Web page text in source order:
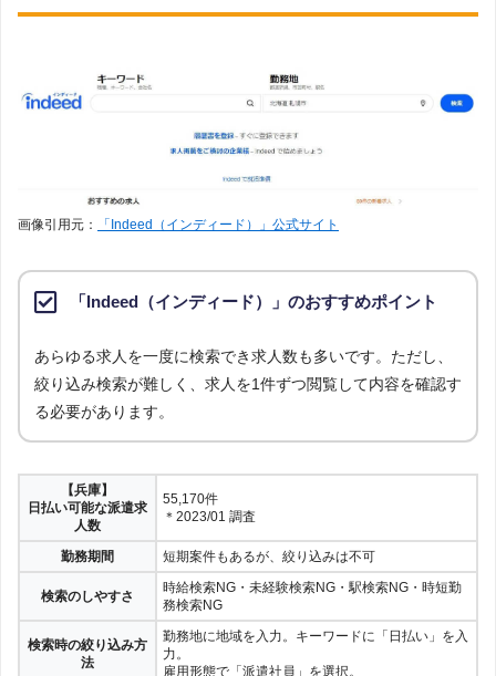
対象
つい
人に対応」の条件を満たす求人サイト5件を調査してます。（※ただし
た求
人に
上記で調査対象とした求人サイトで公開されている求人のうち、「日払
い可能な派遣求人（紹介予定派遣を含む）」の求人数を集計しました。
調査
2023年1月
画像引用元： 「Indeed（インディード）」公式サイト
「Indeed（インディード）」のおすすめポイント
あらゆる求人を一度に検索でき求人数も多いです。ただし、
絞り込み検索が難しく、求人を1件ずつ閲覧して内容を確認す
る必要があります。
【兵庫】
日払い可能な派遣求
人数
55,170件
＊2023/01 調査
勤務期間 短期案件もあるが、絞り込みは不可
検索のしやすさ
時給検索NG・未経験検索NG・駅検索NG・時短勤
務検索NG
検索時の絞り込み方
法
勤務地に地域を入力。キーワードに「日払い」を入
力。
雇用形態で「派遣社員」を選択。